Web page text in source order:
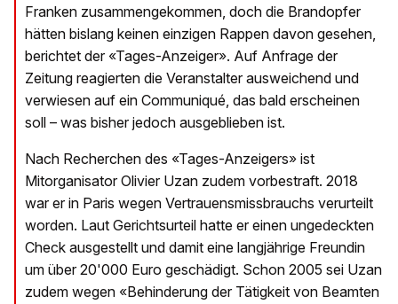
Franken zusammengekommen, doch die Brandopfer
hätten bislang keinen einzigen Rappen davon gesehen,
berichtet der «Tages-Anzeiger». Auf Anfrage der
Zeitung reagierten die Veranstalter ausweichend und
verwiesen auf ein Communiqué, das bald erscheinen
soll – was bisher jedoch ausgeblieben ist.
Nach Recherchen des «Tages-Anzeigers» ist
Mitorganisator Olivier Uzan zudem vorbestraft. 2018
war er in Paris wegen Vertrauensmissbrauchs verurteilt
worden. Laut Gerichtsurteil hatte er einen ungedeckten
Check ausgestellt und damit eine langjährige Freundin
um über 20'000 Euro geschädigt. Schon 2005 sei Uzan
zudem wegen «Behinderung der Tätigkeit von Beamten